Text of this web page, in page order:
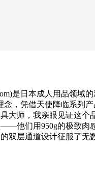
是日本成人用品领域
念，凭借天使降临系列
大师，我亲眼见证这个
他们用950g的极致肉
双层通道设计征服了无